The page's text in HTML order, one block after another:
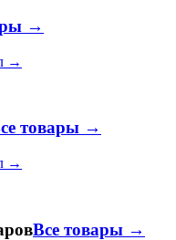
→
→
товары →
→
Все товары →